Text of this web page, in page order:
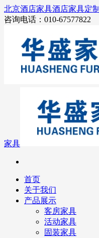
北京酒店家具酒店家具定制
咨询电话：010-67577822
家具
首页
关于我们
产品展示
客房家具
活动家具
固装家具